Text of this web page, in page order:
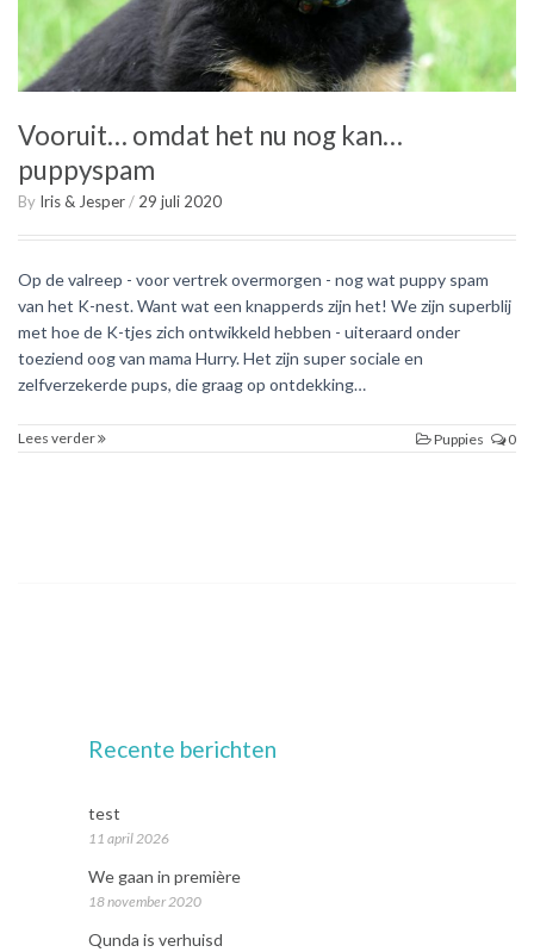
Vooruit… omdat het nu nog kan…
puppyspam
By Iris & Jesper/ 29 juli 2020
Op de valreep - voor vertrek overmorgen - nog wat puppy spam
van het K-nest. Want wat een knapperds zijn het! We zijn superblij
met hoe de K-tjes zich ontwikkeld hebben - uiteraard onder
toeziend oog van mama Hurry. Het zijn super sociale en
zelfverzekerde pups, die graag op ontdekking…
Lees verder Puppies 0
Recente berichten
test
11 april 2026
We gaan in première
18 november 2020
Qunda is verhuisd